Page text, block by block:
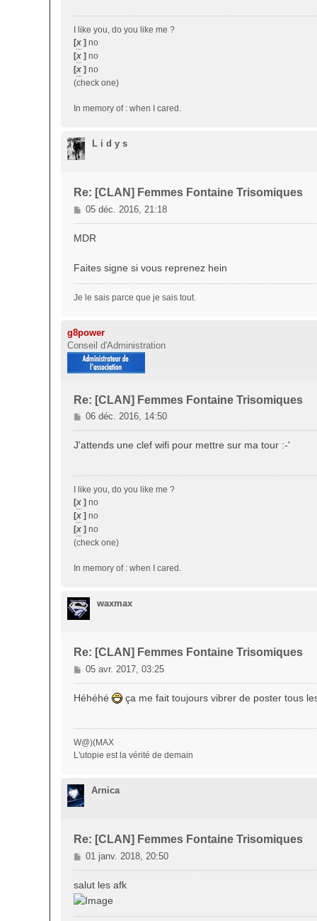
g
e
I like you, do you like me ?
[x ] no
[x ] no
[x ] no
(check one)
In memory of : when I cared.
L i d y s
Re: [CLAN] Femmes Fontaine Trisomiques
M
e
s
g
e
05 déc. 2016, 21:18
MDR
Faites signe si vous reprenez hein
Je le sais parce que je sais tout.
g8power
Conseil d'Administration
Re: [CLAN] Femmes Fontaine Trisomiques
M
e
s
g
e
06 déc. 2016, 14:50
J'attends une clef wifi pour mettre sur ma tour :-'
I like you, do you like me ?
[x ] no
[x ] no
[x ] no
(check one)
In memory of : when I cared.
waxmax
Re: [CLAN] Femmes Fontaine Trisomiques
M
e
s
g
e
05 avr. 2017, 03:25
Héhéhé ça me fait toujours vibrer de poster tous
W@)(MAX
L'utopie est la vérité de demain
Arnica
Re: [CLAN] Femmes Fontaine Trisomiques
M
e
s
s
a
01 janv. 2018, 20:50
salut les afk